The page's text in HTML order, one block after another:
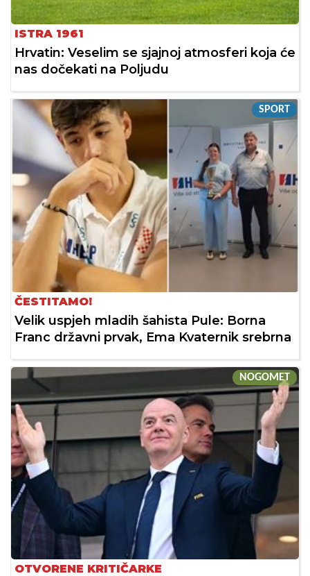
ISTRA 1961
Hrvatin: Veselim se sjajnoj atmosferi koja će
nas dočekati na Poljudu
SPORT
ČESTITAMO!
Velik uspjeh mladih šahista Pule: Borna
Franc državni prvak, Ema Kvaternik srebrna
NOGOMET
OTVORENE KRITIČARKE